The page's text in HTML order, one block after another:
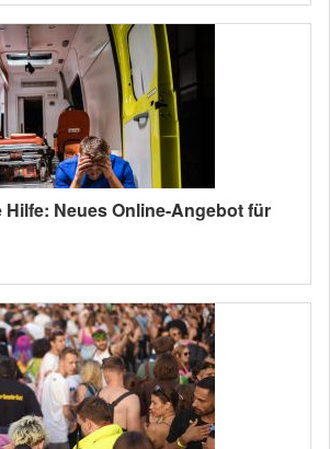
Neues Online-Angebot für